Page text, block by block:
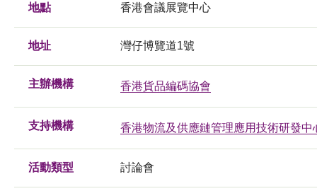
地點 香港會議展覽中心
地址 灣仔博覽道1號
主辦機構 香港貨品編碼協會
支持機構 香港物流及供應鏈管理應用技術研發中
活動類型 討論會